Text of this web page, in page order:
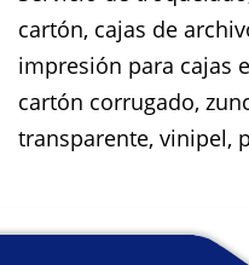
cartón, cajas de
impresión para cajas
cartón corrugado,
transparente, vinipel,